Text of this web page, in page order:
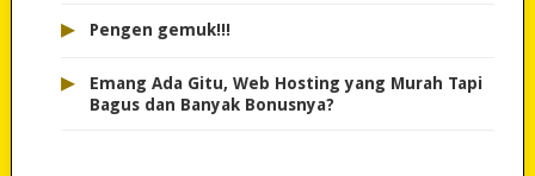
▸ Pengen gemuk!!!
▸
Emang Ada Gitu, Web Hosting yang Murah Tapi
Bagus dan Banyak Bonusnya?